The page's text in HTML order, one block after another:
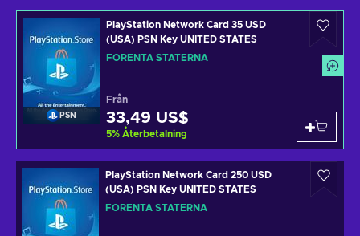
PSN
PlayStation Network Card 35 USD
(USA) PSN Key UNITED STATES
FÖRENTA STATERNA
Från
33,49 US$
5% Återbetalning
PlayStation Network Card 250 USD
(USA) PSN Key UNITED STATES
FÖRENTA STATERNA